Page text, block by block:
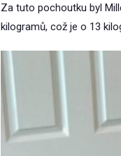
Za tuto pochoutku byl
kilogramů, což je o 13